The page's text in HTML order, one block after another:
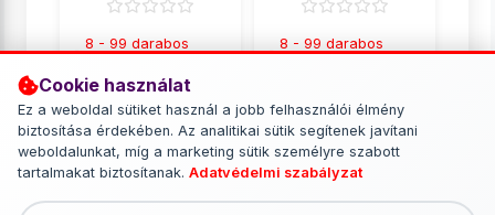
Cookie használat
Ez a weboldal sütiket használ a jobb felhasználói élmény
biztosítása érdekében. Az analitikai sütik segítenek javítani
weboldalunkat, míg a marketing sütik személyre szabott
tartalmakat biztosítanak. Adatvédelmi szabályzat
8 - 99 darabos
709 Ft
RÉSZLETEK
8 - 99 darabos
RÉSZLETEK